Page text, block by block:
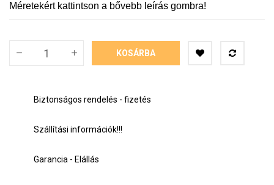
Méretekért kattintson a bővebb leírás gombra!
KOSÁRBA
Biztonságos rendelés - fizetés
Szállítási információk!!!
Garancia - Elállás